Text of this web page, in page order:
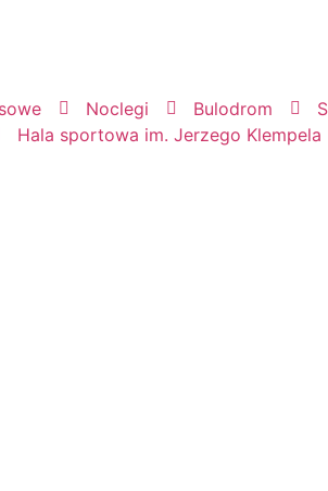
Noclegi Bulodrom
Hala sportowa im. Jerzego Klempela